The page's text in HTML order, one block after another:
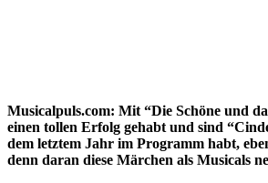
Musicalpuls.com: Mit “Die Schöne und
einen tollen Erfolg gehabt und sind
dem letztem Jahr im Programm habt,
denn daran diese Märchen als Musicals